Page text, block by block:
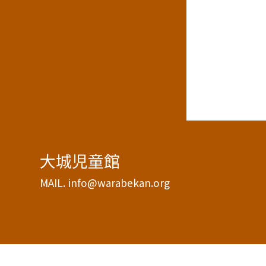
大城児童館
MAIL. info@warabekan.org